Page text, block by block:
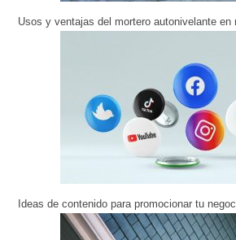
Usos y ventajas del mortero autonivelante en
Ideas de contenido para promocionar tu